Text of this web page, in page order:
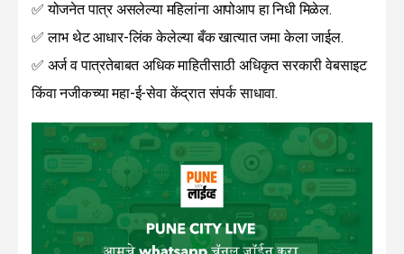
✅ योजनेत पात्र असलेल्या महिलांना आपोआप हा निधी मिळेल.
✅ लाभ थेट आधार-लिंक केलेल्या बँक खात्यात जमा केला जाईल.
✅ अर्ज व पात्रतेबाबत अधिक माहितीसाठी अधिकृत सरकारी वेबसाइट
किंवा नजीकच्या महा-ई-सेवा केंद्रात संपर्क साधावा.